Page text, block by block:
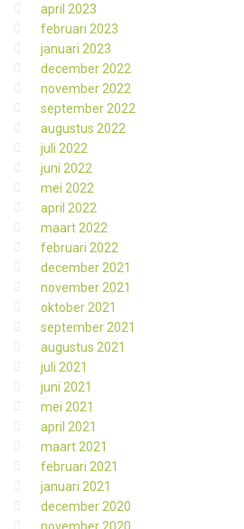
april 2023
februari 2023
januari 2023
december 2022
november 2022
september 2022
augustus 2022
juli 2022
juni 2022
mei 2022
april 2022
maart 2022
februari 2022
december 2021
november 2021
oktober 2021
september 2021
augustus 2021
juli 2021
juni 2021
mei 2021
april 2021
maart 2021
februari 2021
januari 2021
december 2020